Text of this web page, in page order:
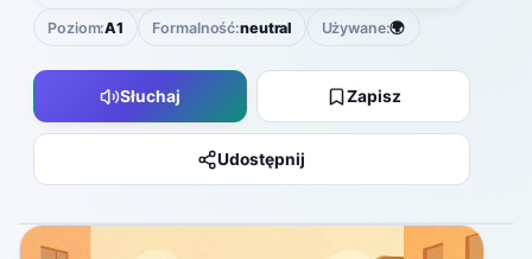
Poziom:A1 Formalność:neutral Używane:🌍
Słuchaj Zapisz
Udostępnij